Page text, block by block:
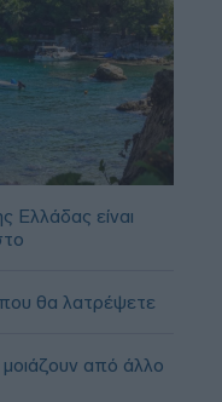
Ελλάδας είναι
θα λατρέψετε
από άλλο